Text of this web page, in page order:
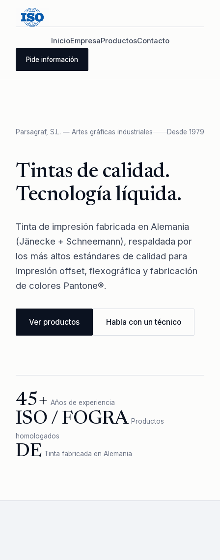
InicioEmpresaProductosContacto
Pide información
Parsagraf, S.L. — Artes gráficas industriales Desde 1979
Tintas de calidad.
Tecnología líquida.
Tinta de impresión fabricada en Alemania
(Jänecke + Schneemann), respaldada por
los más altos estándares de calidad para
impresión offset, flexográfica y fabricación
de colores Pantone®.
Ver productos Habla con un técnico
45+ Años de experiencia
ISO / FOGRA Productos
homologados
DE Tinta fabricada en Alemania